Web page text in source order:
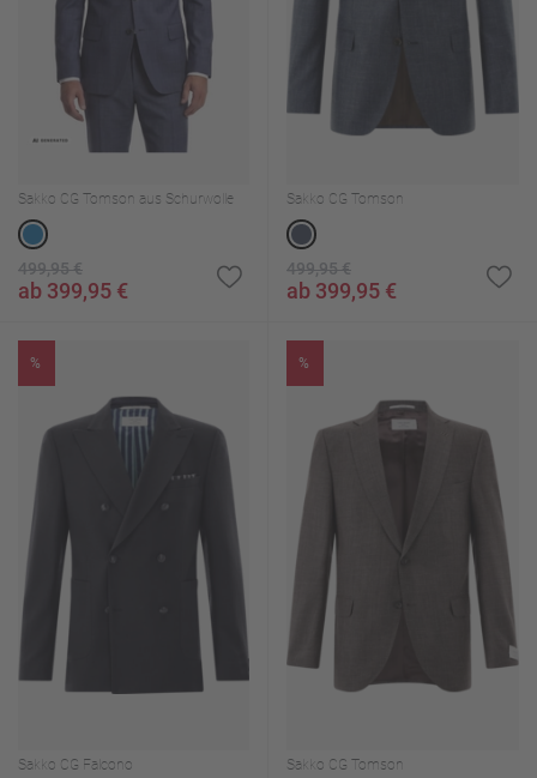
Sakko CG Tomson aus Schurwolle
499,95 €
ab 399,95 €
Sakko CG Tomson
499,95 €
ab 399,95 €
%
Sakko CG Falcono
%
Sakko CG Tomson